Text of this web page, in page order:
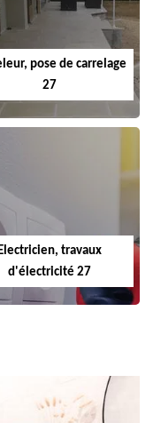
pose de carrelage
27
travaux
d'électricité 27